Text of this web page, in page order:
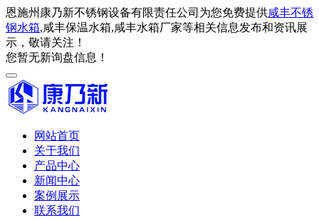
恩施州康乃新不锈钢设备有限责任公司为您免费提供咸丰不锈
钢水箱,咸丰保温水箱,咸丰水箱厂家等相关信息发布和资讯展
示，敬请关注！
您暂无新询盘信息！
网站首页
关于我们
产品中心
新闻中心
案例展示
联系我们